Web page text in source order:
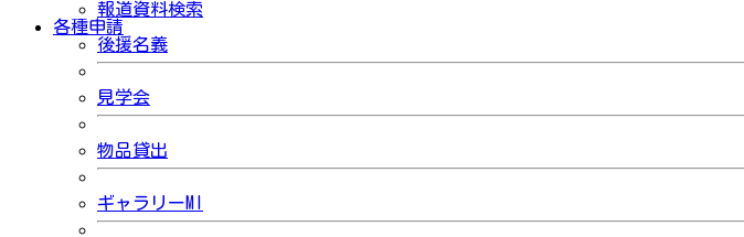
報道資料検索
各種申請
後援名義
見学会
物品貸出
ギャラリーMI